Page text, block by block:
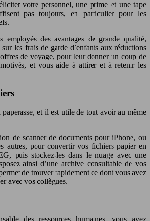
votre personnel, une prime et une tape
pas toujours, en particulier pour les
des avantages de grande qualité,
les frais de garde d’enfants aux réductions
de voyage, pour leur donner un coup de
et vous aide à attirer et à retenir les
et il est utile de tout avoir au même
de scanner de documents pour iPhone, ou
autres, pour convertir vos fichiers papier en
puis stockez-les dans le nuage avec une
ainsi d’une archive consultable de vos
de trouver rapidement ce dont vous avez
avec vos collègues.
des ressources humaines, vous avez